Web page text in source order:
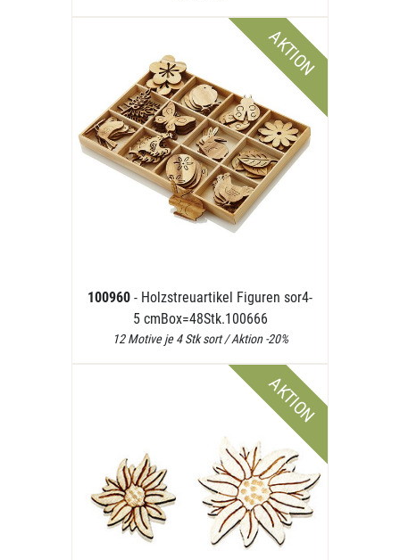
AKTION
100960 - Holzstreuartikel Figuren sor4-
5 cmBox=48Stk.100666
12 Motive je 4 Stk sort / Aktion -20%
AKTION